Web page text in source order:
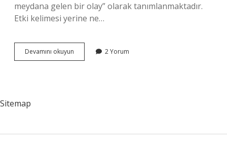
meydana gelen bir olay” olarak tanımlanmaktadır.
Etki kelimesi yerine ne…
Devamını okuyun
Kelimesi
2 Yorum
Sitemap